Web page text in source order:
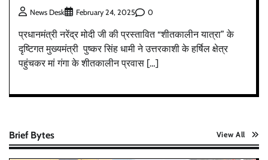
News Desk February 24, 2025 0
प्रधानमंत्री नरेंद्र मोदी जी की प्रस्तावित “शीतकालीन यात्रा” के
दृष्टिगत मुख्यमंत्री पुष्कर सिंह धामी ने उत्तरकाशी के हर्षिल क्षेत्र
पहुंचकर मां गंगा के शीतकालीन प्रवास […]
Brief Bytes View All